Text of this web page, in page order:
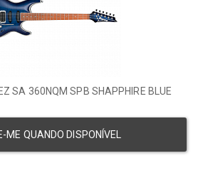
SA 360NQM SPB SHAPPHIRE BLUE
ME QUANDO DISPONÍVEL